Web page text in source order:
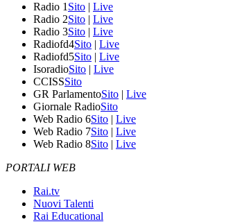
Radio 1 Sito | Live
Radio 2Sito | Live
Radio 3Sito | Live
Radiofd4Sito | Live
Radiofd5Sito | Live
IsoradioSito | Live
CCISSSito
GR ParlamentoSito | Live
Giornale RadioSito
Web Radio 6Sito | Live
Web Radio 7Sito | Live
Web Radio 8Sito | Live
PORTALI WEB
Rai.tv
Nuovi Talenti
Rai Educational